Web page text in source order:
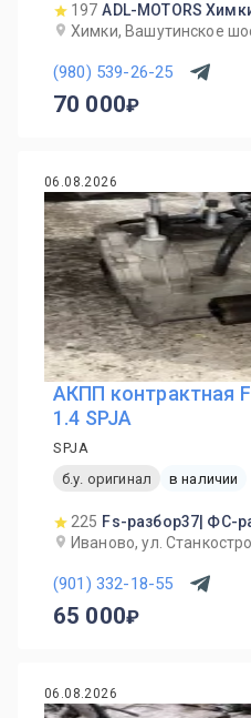
197 ADL-MOTORS
Химки, Вашутинское
(980) 539-26-25
70 000
06.08.2026
АКПП контрактная
1.4 SPJA
SPJA
б.у. оригинал
в наличии
225 Fs-разбор37| ФС-
Иваново, ул.
(901) 332-18-55
65 000
06.08.2026